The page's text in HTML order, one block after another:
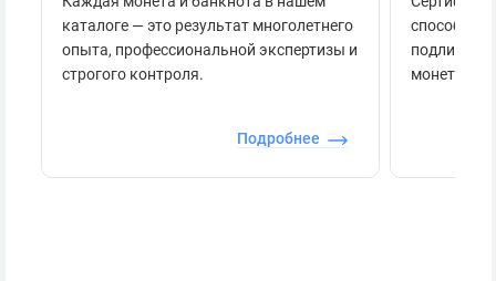
каталоге — это результат многолетнего
опыта, профессиональной экспертизы и
строгого контроля.
Подробнее
способов
монеты.